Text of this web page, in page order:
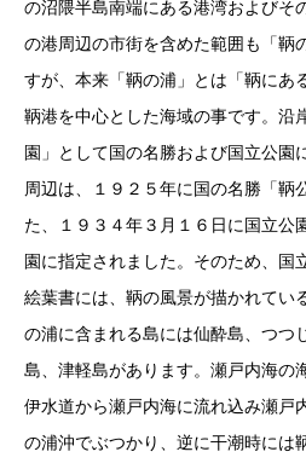
の沼隈半島南端にある港湾およびそ
の港周辺の市街を含めた範囲も「鞆
すが、本来「鞆の浦」とは「鞆にあ
鞆港を中心とした海域の事です。沿
園」として国の名勝および国立公園
周辺は、１９２５年に国の名勝「鞆
た、１９３４年３月１６日に国立公
園に指定されました。そのため、国
絵葉書には、鞆の風景が描かれてい
の浦に含まれる島には仙酔島、つつ
島、津軽島があります。瀬戸内海の
伊水道から瀬戸内海に流れ込み瀬戸
の浦沖でぶつかり、逆に干潮時には